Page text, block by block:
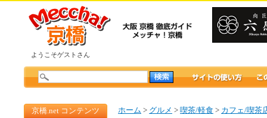
ようこそゲストさん
京橋.net コンテンツ ホーム > グルメ > 喫茶/軽食 > カフェ/喫茶